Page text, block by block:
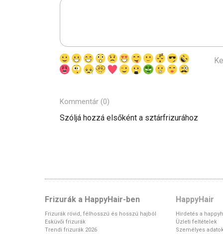
Kommentár (0)
Szóljá hozzá elsőként a sztárfrizurához
Frizurák a HappyHair-ben
Frizurák rövid, félhosszú és hosszú hajból
Esküvői frizurák
Trendi frizurák 2026
HappyHair
Hirdetés a
Üzleti feltételek
Személyes